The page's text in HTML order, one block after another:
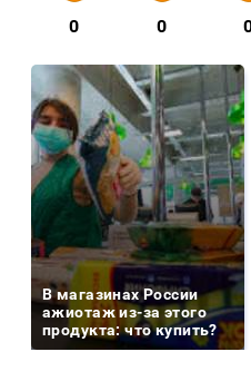
0 0
В магазинах России
ажиотаж из-за этого
продукта: что купить?